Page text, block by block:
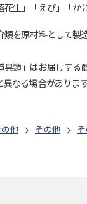
生」「えび」「か
を原材料として製
類」はお届けする
なる場合があります
他 その他